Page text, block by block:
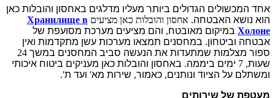
אחד המכשולים הגדולים ביותר מעליו מדלגים באחסון והובלות כאן
הוא נושא האבטחה. אחסון והובלות כאן מציעים Хранилище в
Холоне במיקום מאובטח, והם מציעים מערכת מסועפת של
אבטחה וביטחון. במחסנים תמצאו מערכות עשן מתקדמות ואין
ספור מצלמות שמתעדות את הנעשה סביב המחסנים במשך 24
שעות, 7 ימים ביממה. באחסון והובלות כאן מעניקים ביטוח איכותי
ומשתלם על הציוד ונותנים, כאמור, שירות מא' ועד ת'.
מעטפת של שירותים